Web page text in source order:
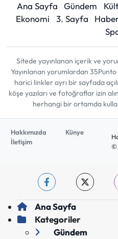
Ana Sayfa Gündem
Ekonomi
3. Sayfa
Sitede yayınlanan içerik ve
Yayınlanan yorumlardan
harici linkler ayrı bir sayfada
köşe yazıları ve fotoğraflar izin
herhangi bir ortamda
Hakkımızda
Künye
İletişim
©
Ana Sayfa
Kategoriler
Gündem